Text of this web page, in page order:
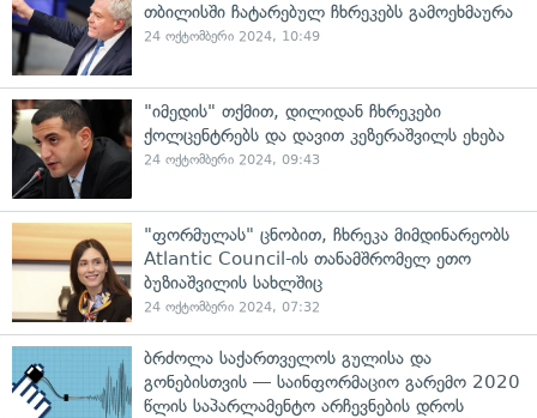
თბილისში ჩატარებულ ჩხრეკებს გამოეხმაურა
24 ოქტომბერი 2024, 10:49
"იმედის" თქმით, დილიდან ჩხრეკები
ქოლცენტრებს და დავით კეზერაშვილს ეხება
24 ოქტომბერი 2024, 09:43
"ფორმულას" ცნობით, ჩხრეკა მიმდინარეობს
Atlantic Council-ის თანამშრომელ ეთო
ბუზიაშვილის სახლშიც
24 ოქტომბერი 2024, 07:32
ბრძოლა საქართველოს გულისა და
გონებისთვის — საინფორმაციო გარემო 2020
წლის საპარლამენტო არჩევნების დროს